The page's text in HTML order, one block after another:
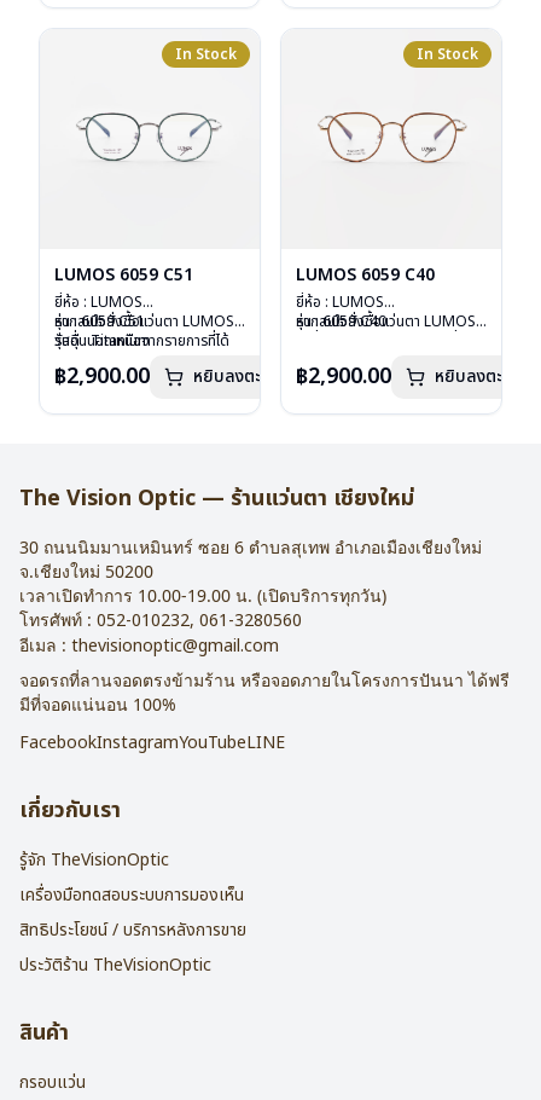
น้ำหนัก : 16 กรัม
อุปกรณ์ : กล่องแว่น , ผ้าเช็ดแว่น
น้ำหนัก : 16 กรัม
อุปกรณ์ : กล่องแว่น , ผ้าเช็ดแว่น
In Stock
LUMOS 6059 C51
ยี่ห้อ : LUMOS
รุ่น : 6059 C51
วัสดุ : Titanium
บานพับ : ไม่มีสปริง
อุปกรณ์ : กล่องแว่น , ผ้าเช็ดแว่น
หากสนใจสั่งชื้อแว่นตา LUMOS
รุ่นอื่นนอกเหนือจากรายการที่ได้
฿2,900.00 หยิบลงตะกร้า
In Stock
LUMOS 6059 C40
ยี่ห้อ : LUMOS
รุ่น : 6059 C40
บานพับ : ไม่มีสปริง
อุปกรณ์ : กล่องแว่น , ผ้าเช็ดแว่น
หากสนใจสั่งชื้อแว่นตา LUMOS
฿2,900.00 หยิบลงตะกร้า
The Vision Optic — ร้านแว่นตา เชียงใหม่
30 ถนนนิมมานเหมินทร์ ซอย 6 ตำบลสุเทพ อำเภอเมืองเชียงใหม่
จ.เชียงใหม่ 50200
เวลาเปิดทำการ 10.00-19.00 น. (เปิดบริการทุกวัน)
โทรศัพท์ : 052-010232, 061-3280560
อีเมล : thevisionoptic@gmail.com
จอดรถที่ลานจอดตรงข้ามร้าน หรือจอดภายในโครงการปันนา ได้ฟรี
มีที่จอดแน่นอน 100%
FacebookInstagramYouTubeLINE
เกี่ยวกับเรา
รู้จัก TheVisionOptic
เครื่องมือทดสอบระบบการมองเห็น
สิทธิประโยชน์ / บริการหลังการขาย
ประวัติร้าน TheVisionOptic
สินค้า
กรอบแว่น